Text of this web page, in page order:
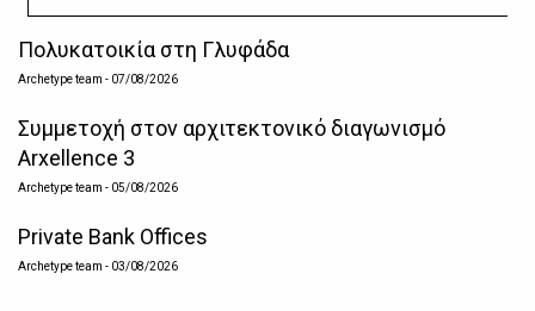
Πολυκατοικία στη Γλυφάδα
Archetype team - 07/08/2026
Συμμετοχή στον αρχιτεκτονικό διαγωνισμό
Arxellence 3
Archetype team - 05/08/2026
Private Bank Offices
Archetype team - 03/08/2026